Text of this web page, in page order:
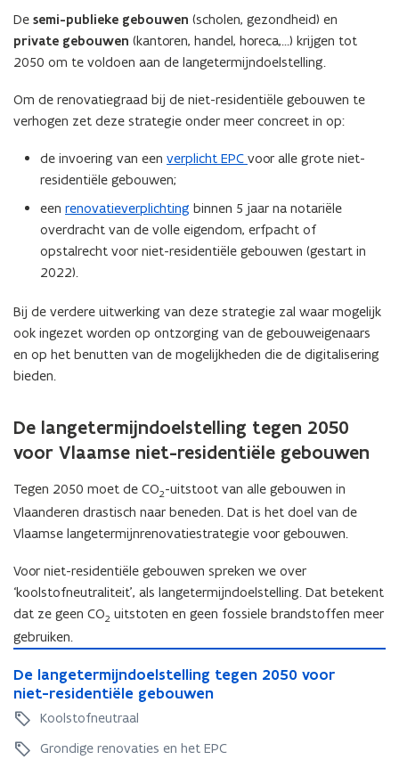
De semi-publieke gebouwen (scholen, gezondheid) en
private gebouwen (kantoren, handel, horeca,…) krijgen tot
2050 om te voldoen aan de langetermijndoelstelling.
Om de renovatiegraad bij de niet-residentiële gebouwen te
verhogen zet deze strategie onder meer concreet in op:
de invoering van een verplicht EPC voor alle grote niet-
residentiële gebouwen;
een renovatieverplichting binnen 5 jaar na notariële
overdracht van de volle eigendom, erfpacht of
opstalrecht voor niet-residentiële gebouwen (gestart in
2022).
Bij de verdere uitwerking van deze strategie zal waar mogelijk
ook ingezet worden op ontzorging van de gebouweigenaars
en op het benutten van de mogelijkheden die de digitalisering
bieden.
De langetermijndoelstelling tegen 2050
voor Vlaamse niet-residentiële gebouwen
Tegen 2050 moet de CO2-uitstoot van alle gebouwen in
Vlaanderen drastisch naar beneden. Dat is het doel van de
Vlaamse langetermijnrenovatiestrategie voor gebouwen.
Voor niet-residentiële gebouwen spreken we over
‘koolstofneutraliteit’, als langetermijndoelstelling. Dat betekent
dat ze geen CO2 uitstoten en geen fossiele brandstoffen meer
gebruiken.
e
l
a
g
De langetermijndoelstelling tegen 2050 voor
niet-residentiële gebouwen
D
e
l
a
n
Koolstofneutraal
Grondige renovaties en het EPC